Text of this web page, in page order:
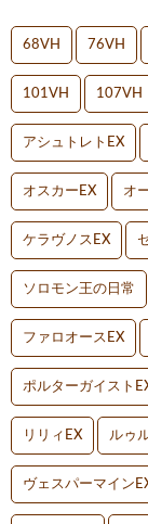
68VH 76VH
101VH 107VH
アシュトレトEX
オスカーEX オ
ケラヴノスEX
ソロモン王の日常
ファロオースEX
ポルターガイスト
リリィEX ルゥ
ヴェスパーマイン